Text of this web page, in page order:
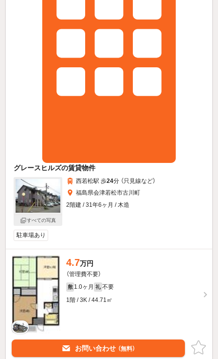
グレースヒルズの賃貸物件
すべての写真
西若松駅 歩24分 （只見線など）
福島県会津若松市古川町
2階建 / 31年6ヶ月 / 木造
駐車場あり
4.7万円
（管理費不要）
敷 1.0ヶ月 礼 不要
1階 / 3K / 44.71㎡
お問い合わせ （無料）